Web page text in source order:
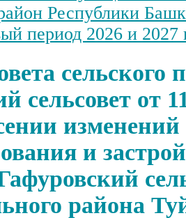
Республики
период 2026 и 2027
сельского
сельсовет от
и
района